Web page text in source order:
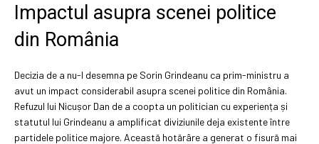
Impactul asupra scenei politice
din România
Decizia de a nu-l desemna pe Sorin Grindeanu ca prim-ministru a
avut un impact considerabil asupra scenei politice din România.
Refuzul lui Nicușor Dan de a coopta un politician cu experiența și
statutul lui Grindeanu a amplificat diviziunile deja existente între
partidele politice majore. Această hotărâre a generat o fisură mai